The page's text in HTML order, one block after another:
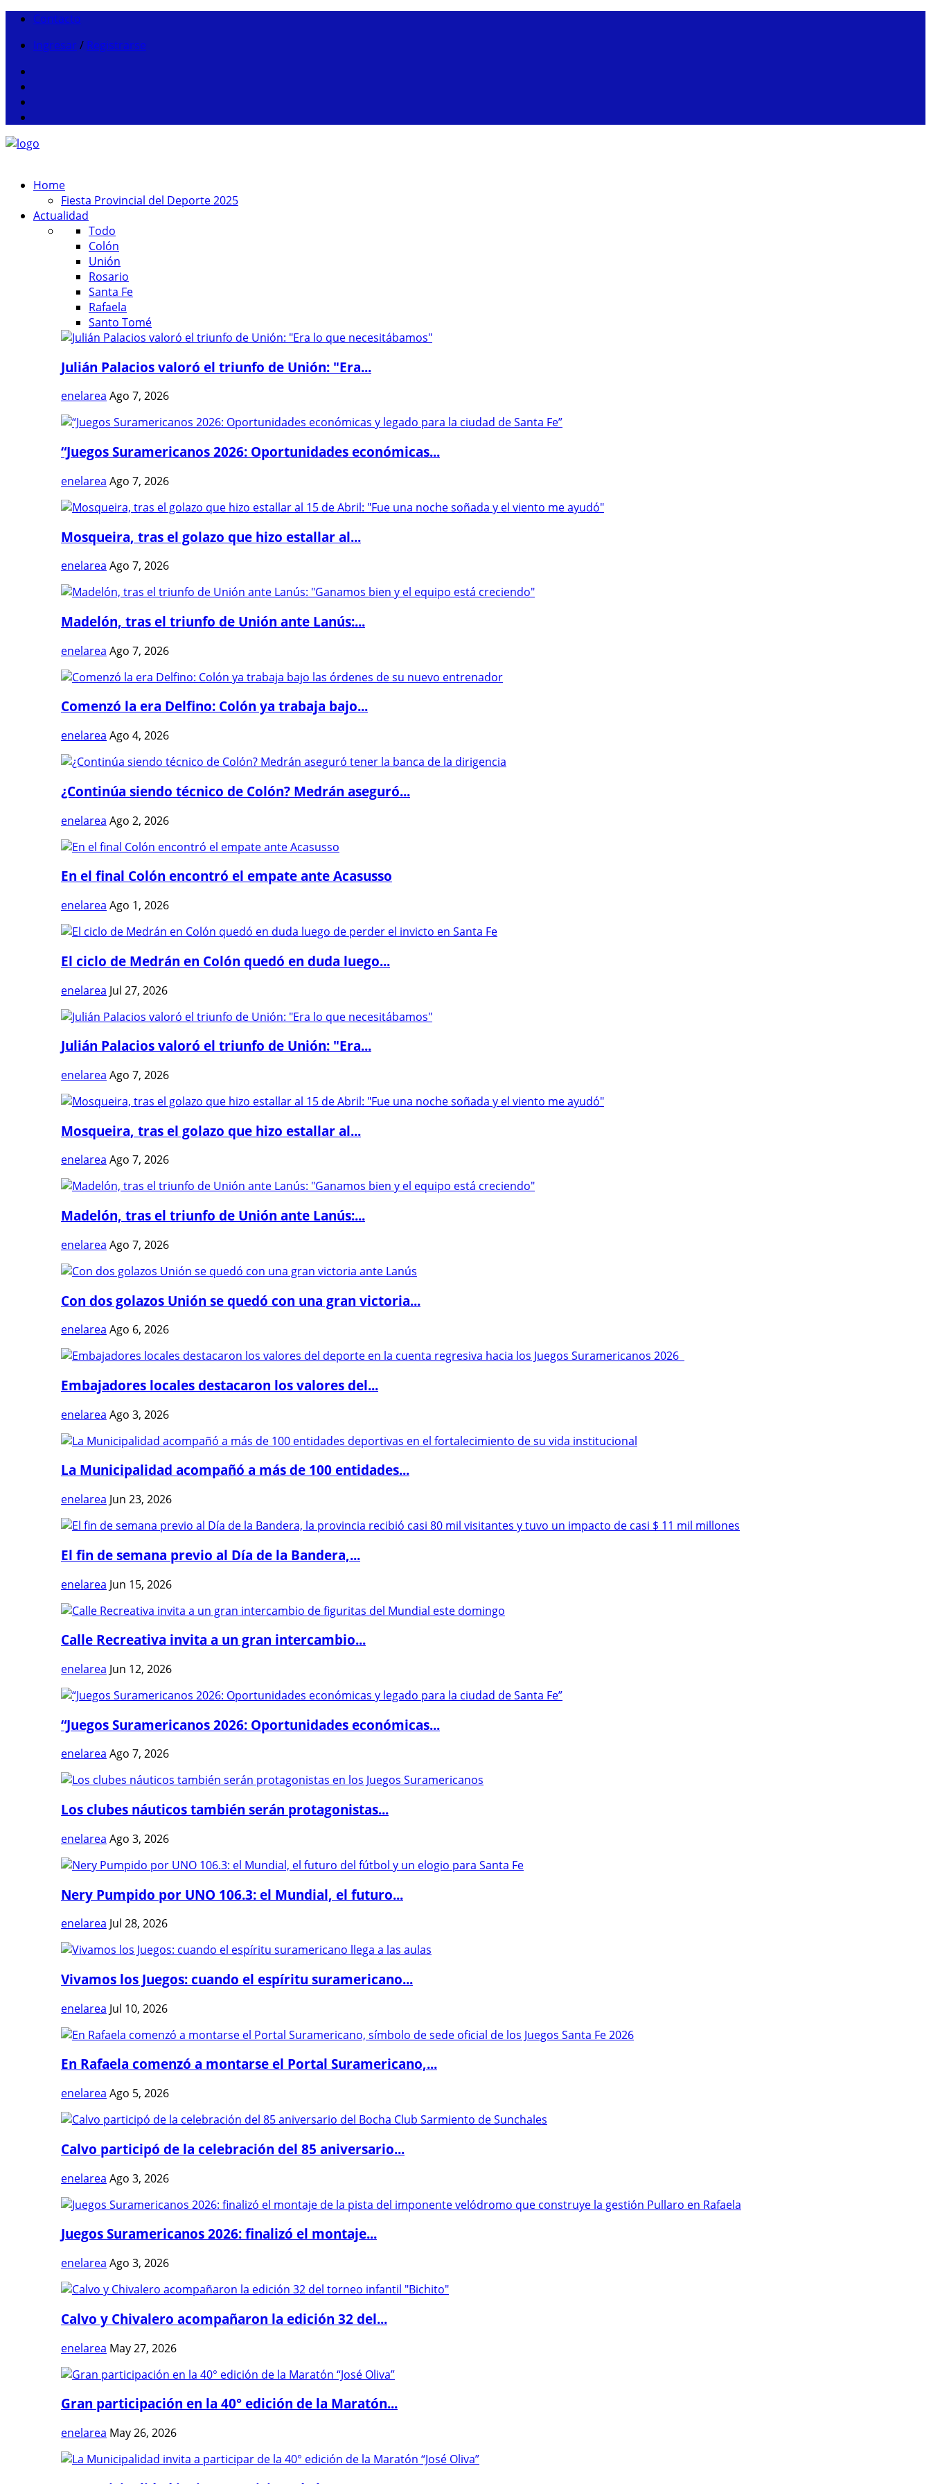
Contacto
Ingresar / Registrarse
Home
Fiesta Provincial del Deporte 2025
Actualidad
Todo
Colón
Unión
Rosario
Santa Fe
Rafaela
Santo Tomé
Julián Palacios valoró el triunfo de Unión: "Era...
enelarea Ago 7, 2026
“Juegos Suramericanos 2026: Oportunidades económicas...
enelarea Ago 7, 2026
Mosqueira, tras el golazo que hizo estallar al...
enelarea Ago 7, 2026
Madelón, tras el triunfo de Unión ante Lanús:...
enelarea Ago 7, 2026
Comenzó la era Delfino: Colón ya trabaja bajo...
enelarea Ago 4, 2026
¿Continúa siendo técnico de Colón? Medrán aseguró...
enelarea Ago 2, 2026
En el final Colón encontró el empate ante Acasusso
enelarea Ago 1, 2026
El ciclo de Medrán en Colón quedó en duda luego...
enelarea Jul 27, 2026
Julián Palacios valoró el triunfo de Unión: "Era...
enelarea Ago 7, 2026
Mosqueira, tras el golazo que hizo estallar al...
enelarea Ago 7, 2026
Madelón, tras el triunfo de Unión ante Lanús:...
enelarea Ago 7, 2026
Con dos golazos Unión se quedó con una gran victoria...
enelarea Ago 6, 2026
Embajadores locales destacaron los valores del...
enelarea Ago 3, 2026
La Municipalidad acompañó a más de 100 entidades...
enelarea Jun 23, 2026
El fin de semana previo al Día de la Bandera,...
enelarea Jun 15, 2026
Calle Recreativa invita a un gran intercambio...
enelarea Jun 12, 2026
“Juegos Suramericanos 2026: Oportunidades económicas...
enelarea Ago 7, 2026
Los clubes náuticos también serán protagonistas...
enelarea Ago 3, 2026
Nery Pumpido por UNO 106.3: el Mundial, el futuro...
enelarea Jul 28, 2026
Vivamos los Juegos: cuando el espíritu suramericano...
enelarea Jul 10, 2026
En Rafaela comenzó a montarse el Portal Suramericano,...
enelarea Ago 5, 2026
Calvo participó de la celebración del 85 aniversario...
enelarea Ago 3, 2026
Juegos Suramericanos 2026: finalizó el montaje...
enelarea Ago 3, 2026
Calvo y Chivalero acompañaron la edición 32 del...
enelarea May 27, 2026
Gran participación en la 40° edición de la Maratón...
enelarea May 26, 2026